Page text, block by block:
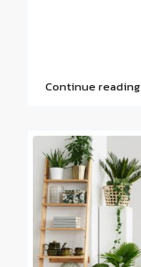
Continue reading